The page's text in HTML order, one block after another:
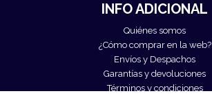
INFO ADICIONAL
Quiénes somos
¿Cómo comprar en la web?
Envíos y Despachos
Garantías y devoluciones
Términos y condiciones